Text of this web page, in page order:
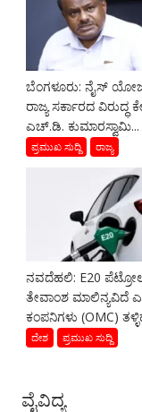
ಬೆಂಗಳೂರು: ನೈಸ್
ರಾಜ್ಯ ಸರ್ಕಾರದ
ಎಚ್.ಡಿ. ಕುಮಾರಸ್ವಾಮಿ...
ಪ್ರಮುಖ ಸುದ್ದಿ ರಾಜ್ಯ
ನವದೆಹಲಿ: E20
ತೇವಾಂಶ ಮಾಲಿನ್ಯವಿದೆ
ಕಂಪನಿಗಳು (OMC)
ದೇಶ ಪ್ರಮುಖ ಸುದ್ದಿ
ವೈವಿದ್ಯ